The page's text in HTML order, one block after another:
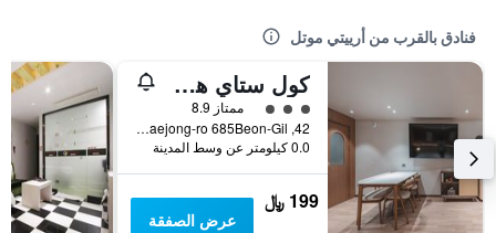
فنادق بالقرب من أرييتي موتل
كول ستاي هوتل
تقييم فئة 3ممتاز 8.9
42, Taejong-ro 685Beon-Gil, غيونغجو, كوريا الجنوبية
0.0 كيلومتر عن وسط المدينة
199 ﷼
عرض الصفقة